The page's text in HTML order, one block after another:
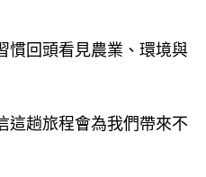
慣回頭看見農業、環境與
這趟旅程會為我們帶來不